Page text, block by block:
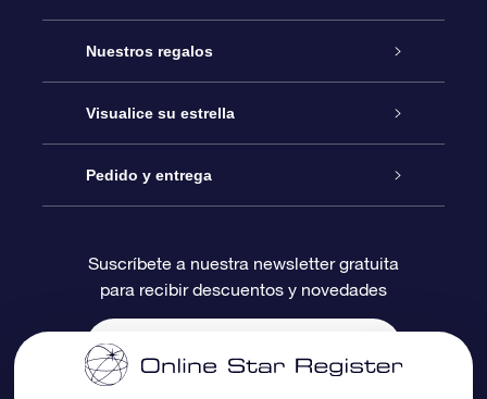
Atención
Contáctanos
Blog
Reseñas
Nuestros regalos
Regalo Estrella Online
Paquete de Regalo OSR
Tarjeta de Regalo OSR
Regalos empresariales
Visualice su estrella
Registro estelar
Página de Estrella Personalizada
Un Millón de Estrellas
Pedido y entrega
Información de Pago
Información de Envío
Suscríbete a nuestra newsletter gratuita
para recibir descuentos y novedades